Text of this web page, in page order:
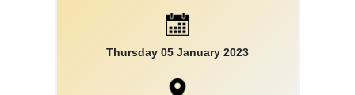
Thursday 05 January 2023